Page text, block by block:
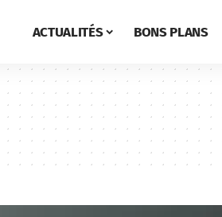
ACTUALITÉS BONS PLANS